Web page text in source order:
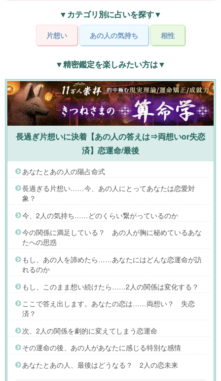
▼カテゴリ別に占いを探す▼
片想い あの人の気持ち 相性
▼精密鑑定を楽しみたい方は▼
長過ぎ片想いに決着【あの人の答えは⇒両想いor失恋
済】恋運命/最後
あなたとあの人の陽占命式
長過ぎる片想い……今、あの人にとってあなたは恋愛対
象？
今、2人の気持ち……どのくらい繋がっているのか
今の関係に満足している？ あの人が胸に秘めているあな
たへの思惑
もし、あの人を諦めたら……あなたにはどんな恋運命が訪
れるのか
もし、このまま想い続けたら……2人の関係は変化する？
ここで答え出します。あなたの恋は……両想い？ 失恋
済？
次、2人の関係を劇的に変えてしまう恋運命
その運命の後、あの人があなたに感じる特別な感情
あなたとあの人、最後はどうなる？ 2人の恋未来